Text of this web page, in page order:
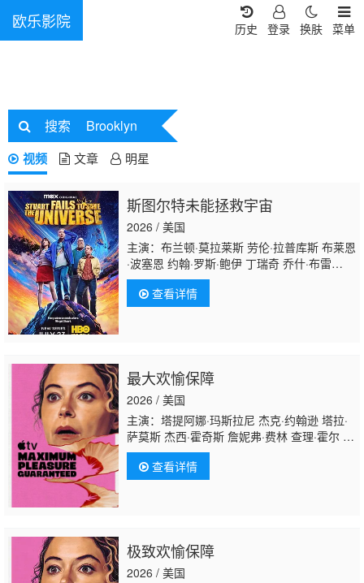
欧乐影院 菜单
换肤
登录
历史
搜索 Brooklyn
视频 文章 明星
斯图尔特未能拯救宇宙
2026 / 美国
主演：布兰顿·莫拉莱斯 劳伦·拉普库斯 布莱恩
·波塞恩 约翰·罗斯·鲍伊 丁瑞奇 乔什·布雷
纳 凯文·苏斯曼 路易斯·穆斯蒂略 瑞恩·卡特赖
特 阿蒂克斯·巴塔坎 雅沙·斯莱瑟斯 维奥莱特·
林
查看详情
最大欢愉保障
2026 / 美国
主演：塔提阿娜·玛斯拉尼 杰克·约翰逊 塔拉·
萨莫斯 杰西·霍奇斯 詹妮弗·费林 查理·霍尔 大
卫·加雷利克 乔恩·迈克尔·希尔 莫瑞·金斯堡 多
莉·德莱
昂 Ani·Balan Jianna·Platon Nola·Wallace
查看详情
极致欢愉保障
2026 / 美国